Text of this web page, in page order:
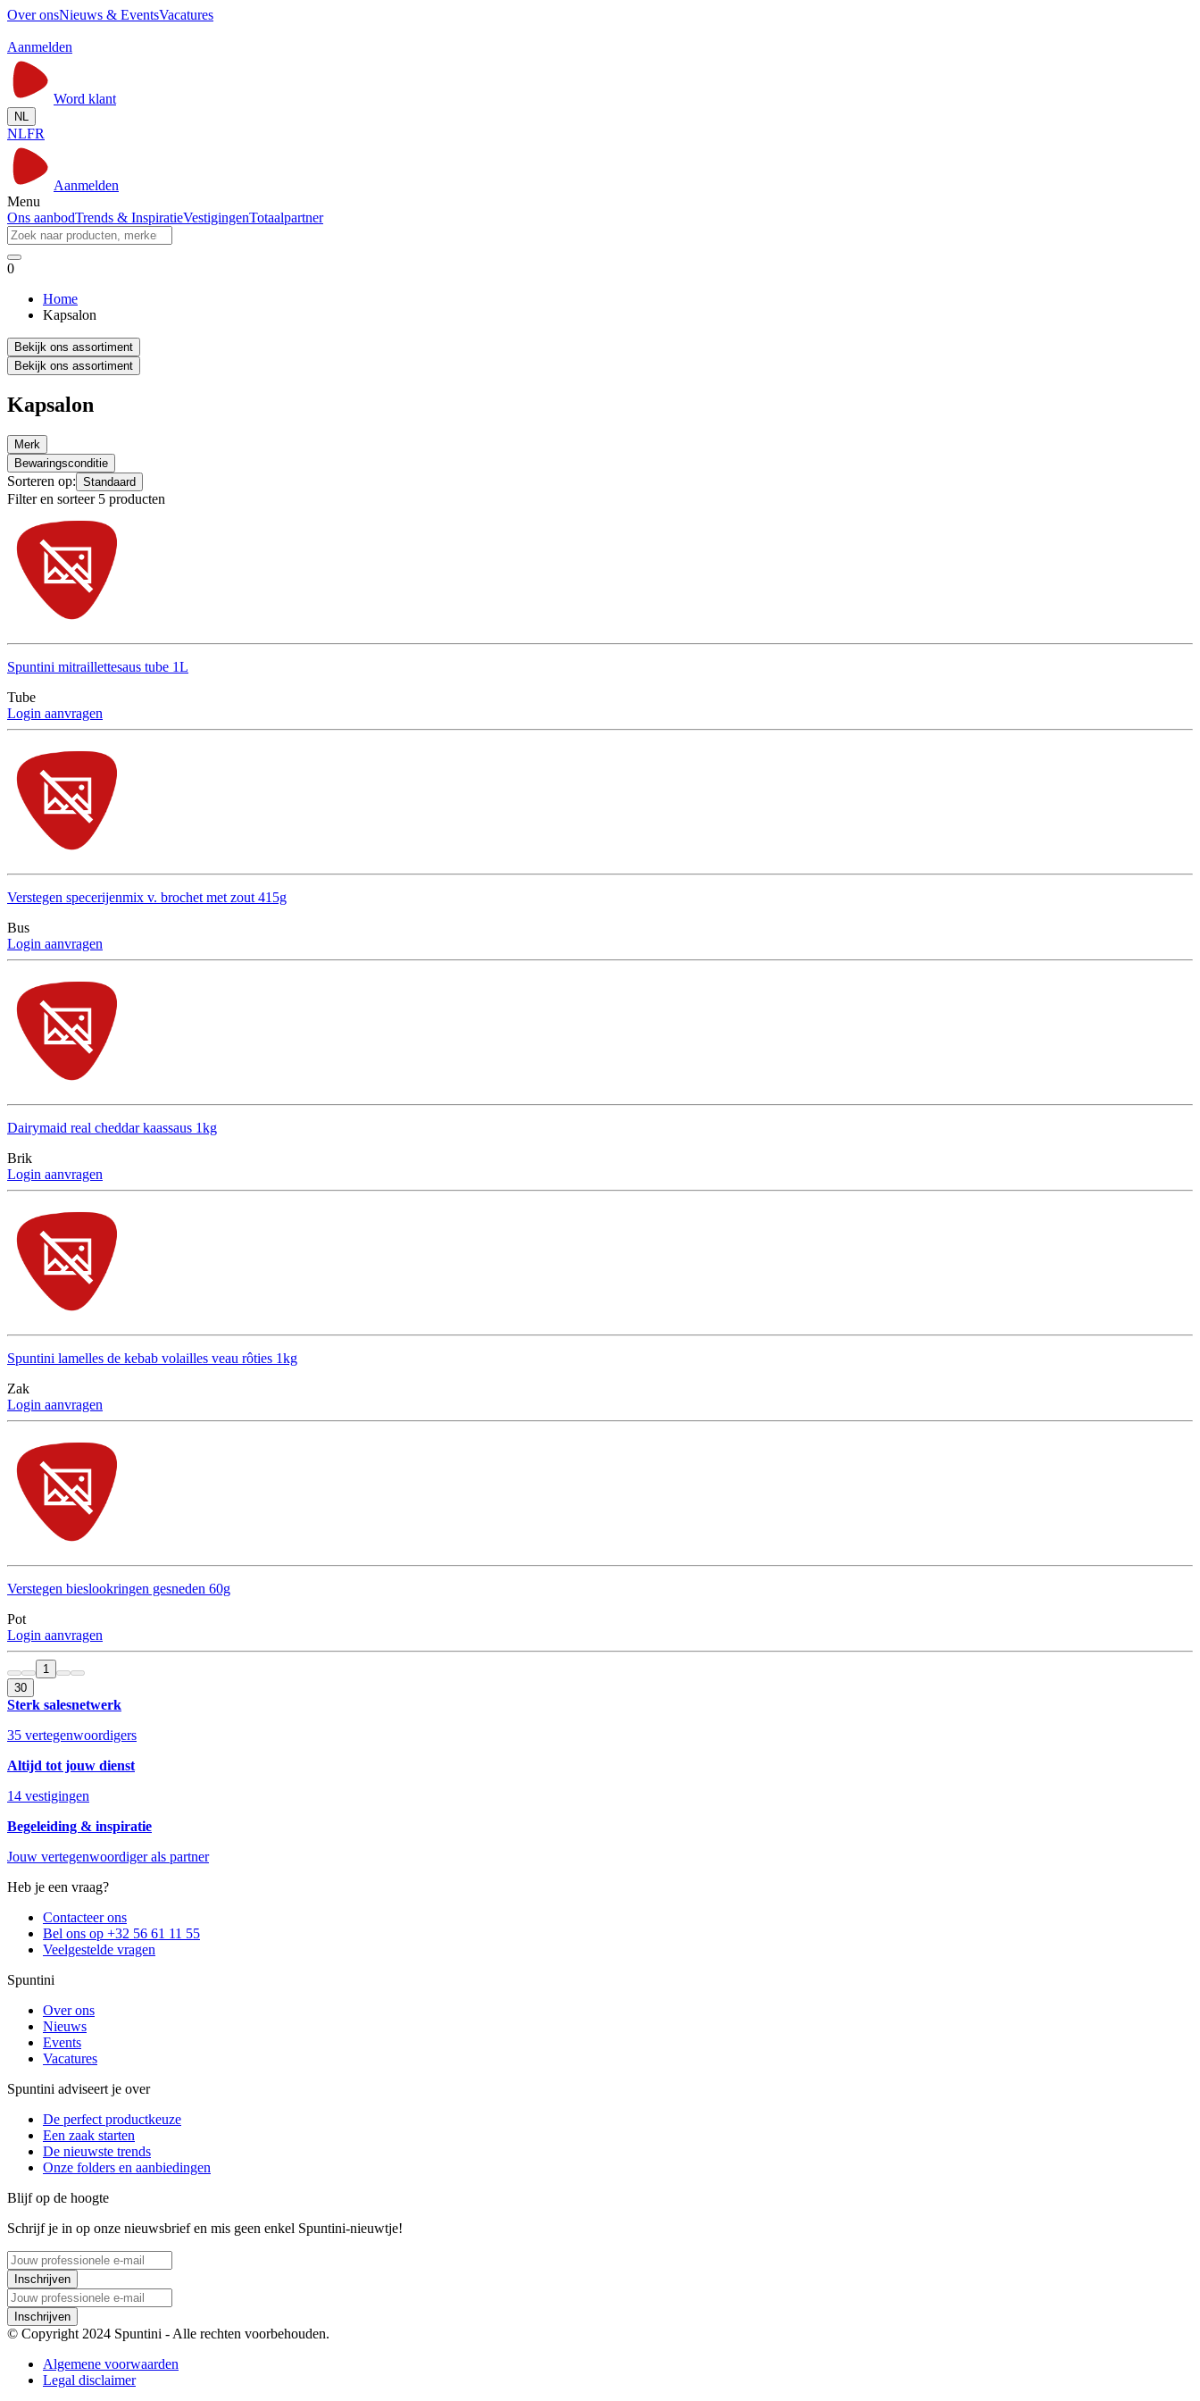
Over onsNieuws & EventsVacatures
Aanmelden
Word klant
NL
NLFR
Aanmelden
Menu
Ons aanbodTrends & InspiratieVestigingenTotaalpartner
0
Home
Kapsalon
Bekijk ons assortiment
Bekijk ons assortiment
Kapsalon
Merk
Bewaringsconditie
Sorteren op: Standaard
Filter en sorteer 5 producten
Spuntini mitraillettesaus tube 1L
Tube
Login aanvragen
Verstegen specerijenmix v. brochet met zout 415g
Bus
Login aanvragen
Dairymaid real cheddar kaassaus 1kg
Brik
Login aanvragen
Spuntini lamelles de kebab volailles veau rôties 1kg
Zak
Login aanvragen
Verstegen bieslookringen gesneden 60g
Pot
Login aanvragen
1
30
Sterk salesnetwerk
35 vertegenwoordigers
Altijd tot jouw dienst
14 vestigingen
Begeleiding & inspiratie
Jouw vertegenwoordiger als partner
Heb je een vraag?
Contacteer ons
Bel ons op +32 56 61 11 55
Veelgestelde vragen
Spuntini
Over ons
Nieuws
Events
Vacatures
Spuntini adviseert je over
De perfect productkeuze
Een zaak starten
De nieuwste trends
Onze folders en aanbiedingen
Blijf op de hoogte
Schrijf je in op onze nieuwsbrief en mis geen enkel Spuntini-nieuwtje!
Inschrijven
Inschrijven
© Copyright 2024 Spuntini - Alle rechten voorbehouden.
Algemene voorwaarden
Legal disclaimer